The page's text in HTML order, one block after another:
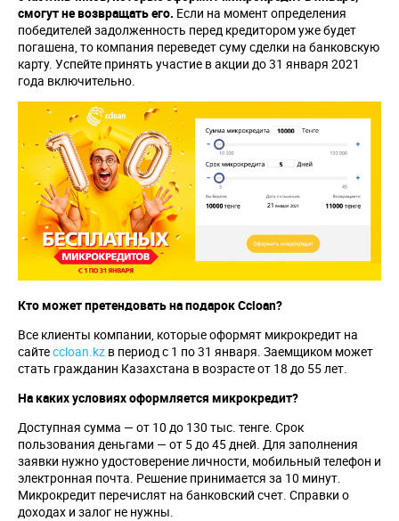
смогут не возвращать его. Если на момент определения
победителей задолженность перед кредитором уже будет
погашена, то компания переведет суму сделки на банковскую
карту. Успейте принять участие в акции до 31 января 2021
года включительно.
Кто может претендовать на подарокCcloan?
Все клиенты компании, которые оформят микрокредит на
сайтеccloan.kz в период с 1 по 31 января. Заемщиком может
стать гражданин Казахстана в возрасте от 18 до 55 лет.
На каких условиях оформляется микрокредит?
Доступная сумма — от 10 до 130 тыс. тенге. Срок
пользования деньгами — от 5 до 45 дней. Для заполнения
заявки нужно удостоверение личности, мобильный телефон и
электронная почта. Решение принимается за 10 минут.
Микрокредит перечислят на банковский счет. Справки о
доходах и залог не нужны.